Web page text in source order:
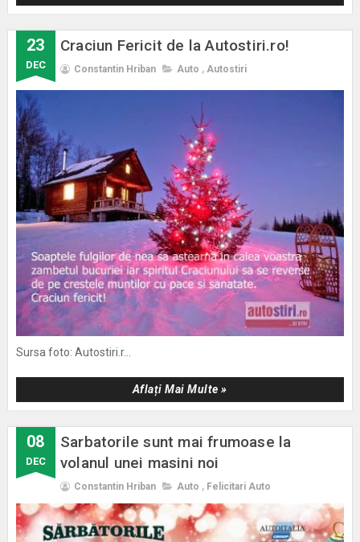
23
DEC
Craciun Fericit de la Autostiri.ro!
Constantin Hriban Auto , Autostiri
Sursa foto: Autostiri.r...
Aflați Mai Multe »
08
DEC
Sarbatorile sunt mai frumoase la
volanul unei masini noi
Constantin Hriban Auto , Felicitari Auto